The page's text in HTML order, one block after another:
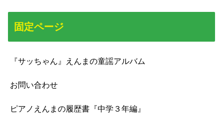
固定ページ
『サッちゃん』えんまの童謡アルバム
お問い合わせ
ピアノえんまの履歴書『中学３年編』